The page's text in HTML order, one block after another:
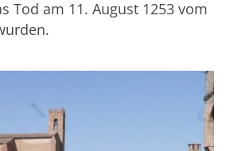
Tod am 11. August 1253 vom